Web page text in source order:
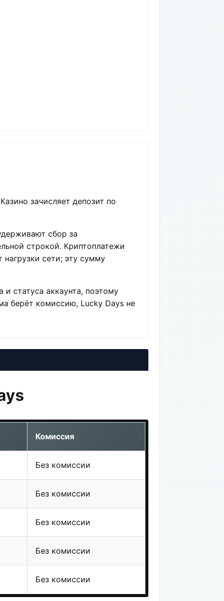
зачисляет депозит по
сбор за
строкой. Криптоплатежи
сети; эту сумму
статуса аккаунта, поэтому
берёт комиссию, Lucky Days не
Комиссия
Без комиссии
Без комиссии
Без комиссии
Без комиссии
Без комиссии